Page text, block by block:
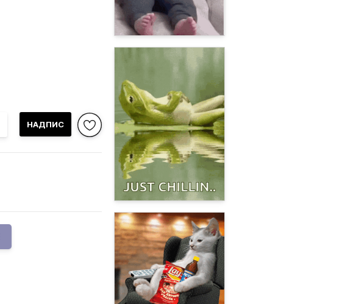
НАДПИС